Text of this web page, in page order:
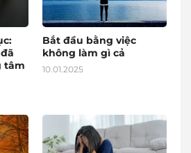
tâm
Bắt đầu bằng việc
không làm gì cả
10.01.2025